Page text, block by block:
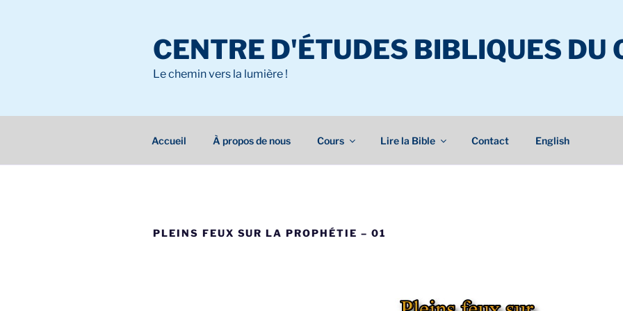
CENTRE D'ÉTUDES BIBLIQUES DU
Le chemin vers la lumière !
Accueil À propos de nous Cours Lire la Bible Contact English
PLEINS FEUX SUR LA PROPHÉTIE – 01